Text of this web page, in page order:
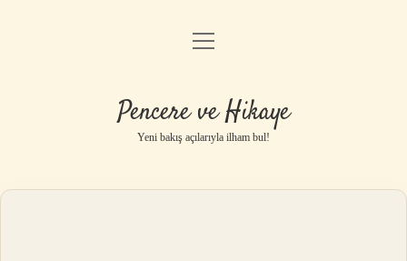
Anasayfa
Yasal Uyarı
menüyü
Pencere ve Hikaye
Yeni bakış açılarıyla ilham bul!